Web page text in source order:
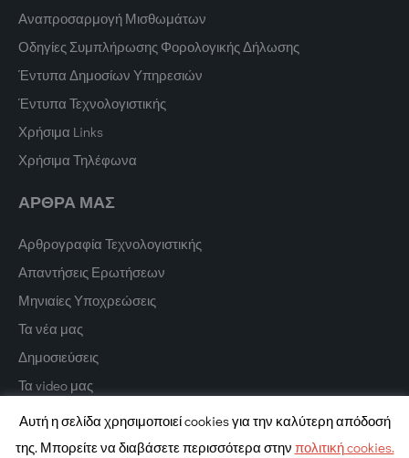
Αναπροσαρμογή Μισθωμάτων
Οδηγίες Συμπλήρωσης Φορολογικής Δήλωσης
Έντυπα Δημοσίων Υπηρεσιών
Έντυπα Τεχνολογιστικής
Χρήσιμα Links
Χρήσιμα Τηλέφωνα
ΑΡΘΡΑ ΜΑΣ
Αρθρογραφία Τεχνολογιστικής
Απαντήσεις Ερωτήσεων
Μηνιαίες Υποχρεώσεις
Τα νέα μας
Δημοσιεύσεις
Τα video μας
Αυτή η σελίδα χρησιμοποιεί cookies για την καλύτερη απόδοσή
της. Μπορείτε να διαβάσετε περισσότερα στην πολιτική cookies.